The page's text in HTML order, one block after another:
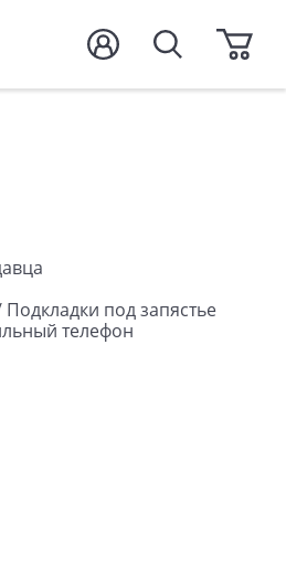
под запястье
телефон